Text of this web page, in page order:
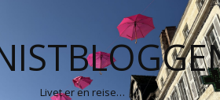
Livet er en reise…